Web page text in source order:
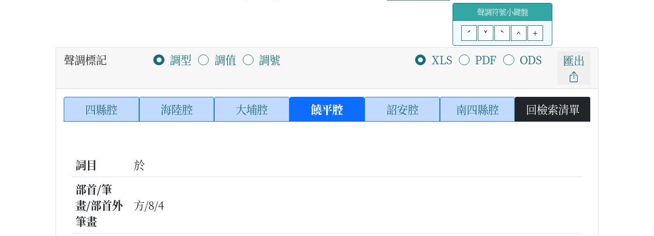
聲調符號小鍵盤
ˊ
ˇ ˋ ^ +
聲調標記 調型 調值 調號 XLS PDF ODS 匯出
四縣腔 海陸腔 大埔腔 饒平腔 詔安腔 南四縣腔 回檢索清單
詞目
於
部首/筆
畫/部首外
筆畫
方/8/4